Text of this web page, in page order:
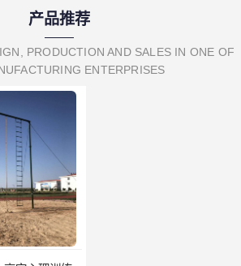
产品推荐
PRODUCTION AND SALES IN ONE OF
ENTERPRISES